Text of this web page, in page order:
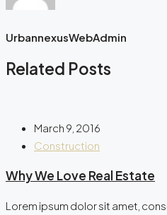
UrbannexusWebAdmin
Related Posts
March 9, 2016
Construction
Why We Love Real Estate
Lorem ipsum dolor sit amet,